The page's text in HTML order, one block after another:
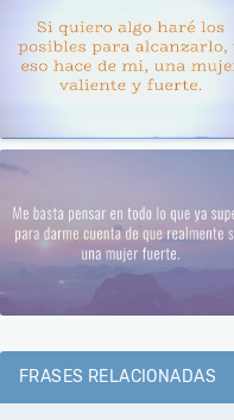
FRASES RELACIONADAS